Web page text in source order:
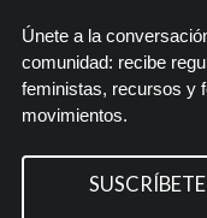
Únete a la
comunidad: recibe
feministas, recursos y
movimientos.